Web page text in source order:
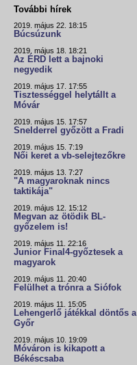
További hírek
2019. május 22. 18:15
Búcsúzunk
2019. május 18. 18:21
Az ÉRD lett a bajnoki
negyedik
2019. május 17. 17:55
Tisztességgel helytállt a
Móvár
2019. május 15. 17:57
Snelderrel győzött a Fradi
2019. május 15. 7:19
Női keret a vb-selejtezőkre
2019. május 13. 7:27
"A magyaroknak nincs
taktikája"
2019. május 12. 15:12
Megvan az ötödik BL-
győzelem is!
2019. május 11. 22:16
Junior Final4-győztesek a
magyarok
2019. május 11. 20:40
Felülhet a trónra a Siófok
2019. május 11. 15:05
Lehengerlő játékkal döntős a
Győr
2019. május 10. 19:09
Móváron is kikapott a
Békéscsaba